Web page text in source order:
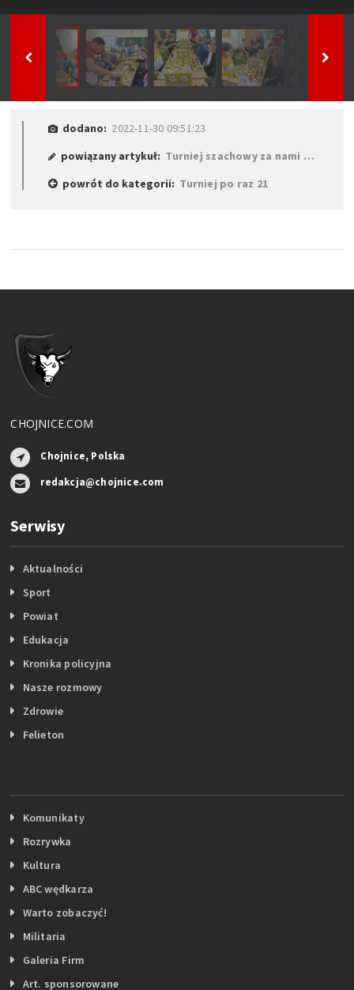
dodano: 2022-11-30 09:51:23
powiązany artykuł: Turniej szachowy za nami …
powrót do kategorii: Turniej po raz 21
CHOJNICE.COM
Chojnice, Polska
redakcja@chojnice.com
Serwisy
Aktualności
Sport
Powiat
Edukacja
Kronika policyjna
Nasze rozmowy
Zdrowie
Felieton
Komunikaty
Rozrywka
Kultura
ABC wędkarza
Warto zobaczyć!
Militaria
Galeria Firm
Art. sponsorowane